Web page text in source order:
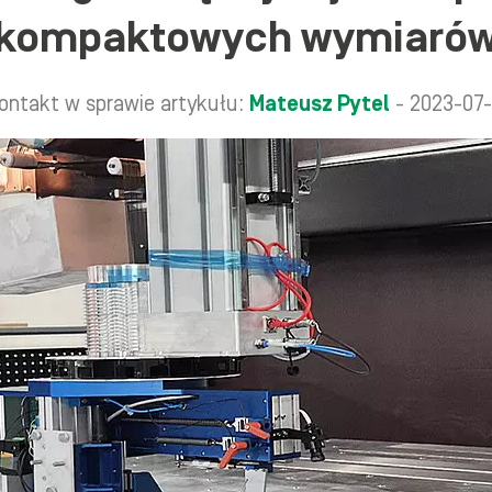
w sprawie artykułu: Mateusz Pytel - 2023-07-